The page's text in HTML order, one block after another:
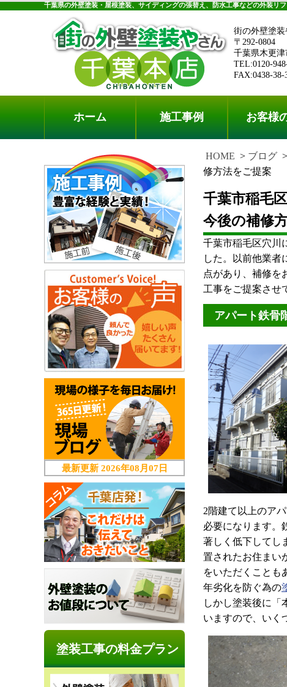
千葉県の外壁塗装・屋根塗装、サイディングの張替え、防水工事などの外装リ
街の外壁塗
〒292-0804
千葉県木更津
TEL:0120-
FAX:0438-38-
ホーム 施工事例 お客様
HOME ブログ
修方法をご提案
千葉市稲毛
今後の補修
千葉市稲毛区穴川
した。以前他業者
点があり、補修を
工事をご提案させ
アパート鉄骨
2階建て以上のア
必要になります。
著しく低下してし
置されたお住まい
をいただくことも
年劣化を防ぐ為の
しかし塗装後に「
いますので、いく
最新更新 2026年08月07日
塗装工事の料金プラン